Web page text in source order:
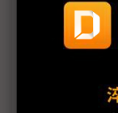
三星最新勞資
【漫圖秒懂】
陷AI紅利分配